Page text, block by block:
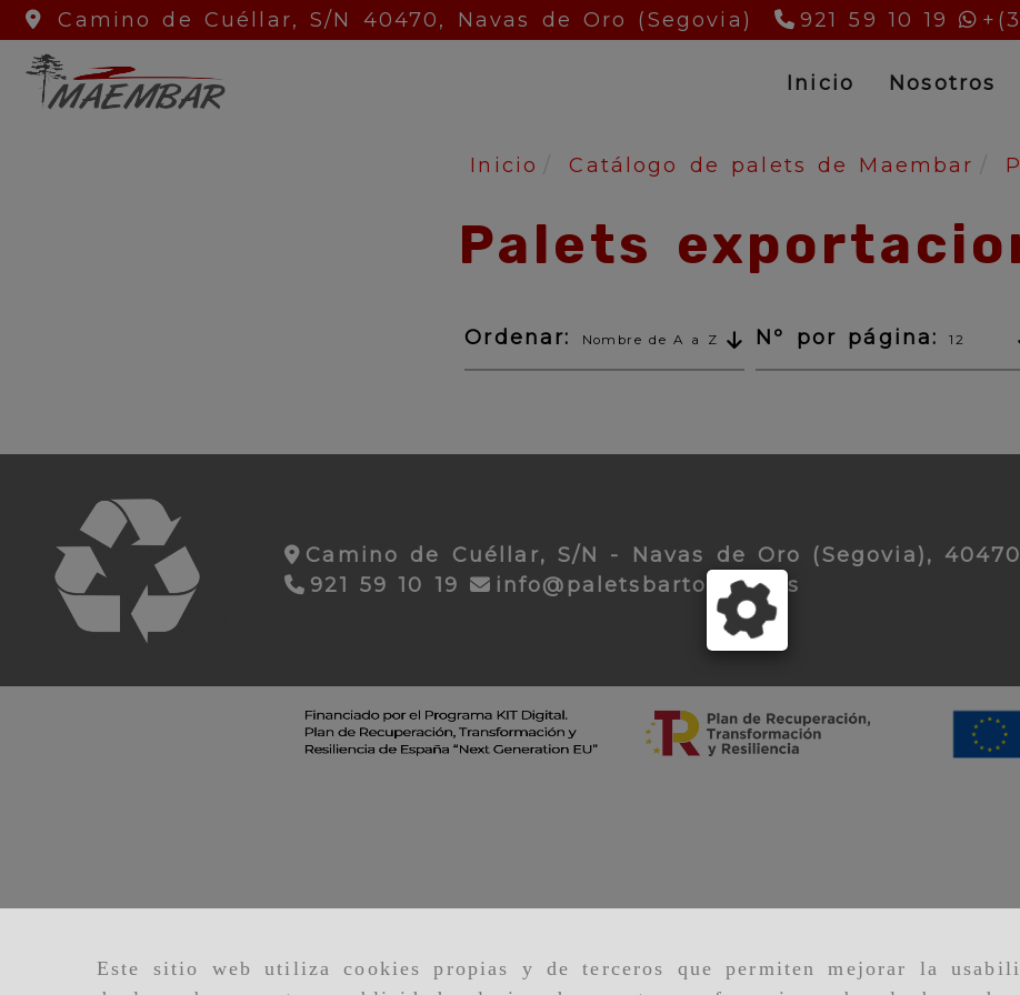
Este sitio web utiliza cookies propias y de terceros que permiten mejorar la
Camino de Cuéllar, S/N 40470, Navas de Oro (Segovia) 921 59 10 19
Inicio Nosotros
Inicio Catálogo de palets de Maembar
Palets
Ordenar: Nombre de A a Z Nº por página: 12
Camino de Cuéllar, S/N - Navas de Oro (Segovia), 40470
921 59 10 19
info paletsbartolome.es